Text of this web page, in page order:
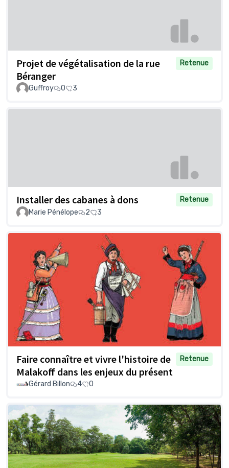
Projet de végétalisation de la rue
Béranger
Retenue
Guffroy 0 3
Installer des cabanes à dons
Retenue
Marie Pénélope
2 3
Faire connaître et vivre l'histoire de
Malakoff dans les enjeux du présent
Retenue
Gérard Billon 4 0